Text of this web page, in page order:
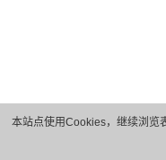
本站点使用Cookies，继续浏览
版权所有 © 华为技术有限公